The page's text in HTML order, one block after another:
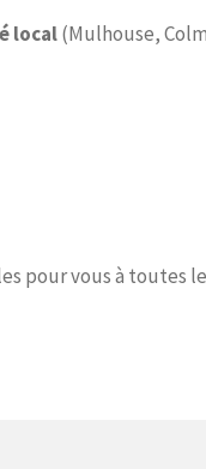
local(Mulhouse,
pour vous à toutes